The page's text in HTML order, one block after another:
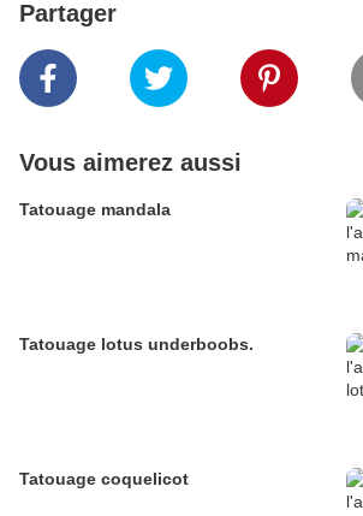
Partager
Vous aimerez aussi
Tatouage mandala
Tatouage lotus underboobs.
Tatouage coquelicot